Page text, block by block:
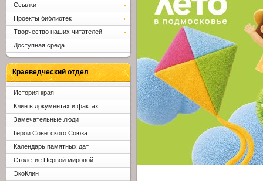
Ссылки
Проекты библиотек
Творчество наших читателей
Доступная среда
Краеведческий отдел
История края
Клин в документах и фактах
Замечательные люди
Герои Советского Союза
Календарь памятных дат
Столетие Первой мировой
ЭкоКлин